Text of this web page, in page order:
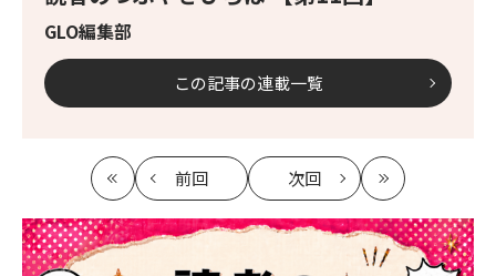
GLO編集部
この記事の連載一覧
最
初
前回
記
事
へ
次回
記
事
最
新